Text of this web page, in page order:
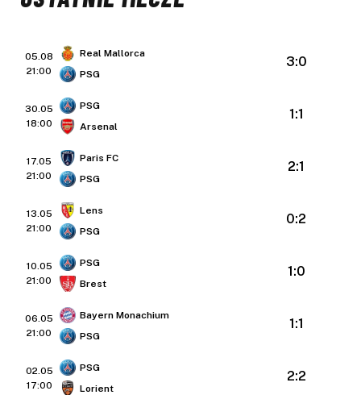
05.08
21:00
Real Mallorca
PSG
3:0
30.05
18:00
PSG
Arsenal
1:1
17.05
21:00
Paris FC
PSG
2:1
13.05
21:00
Lens
PSG
0:2
10.05
21:00
PSG
Brest
1:0
06.05
21:00
Bayern Monachium
PSG
1:1
02.05
17:00
PSG
Lorient
2:2